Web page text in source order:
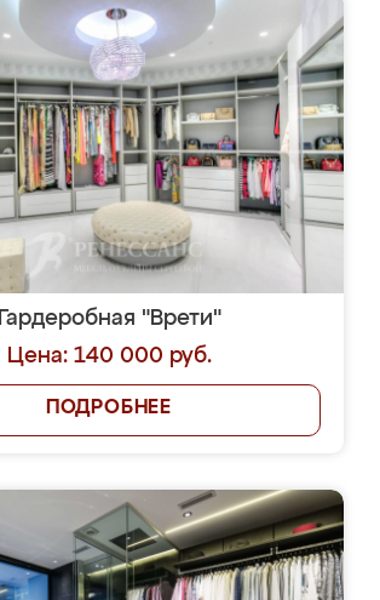
Гардеробная "Врети"
Цена: 140 000 руб.
ПОДРОБНЕЕ